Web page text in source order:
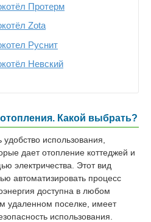
Протерм
Zota
Руснит
Невский
Какой выбрать?
использования,
дает отопление коттеджей и
электричества. Этот вид
автоматизировать процесс
доступна в любом
удаленном поселке, имеет
использования.